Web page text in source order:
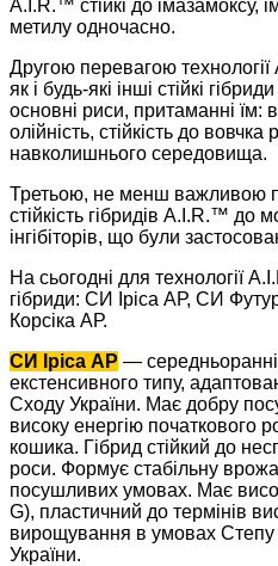
A.I.R.™ стійкі до імазамоксу,
метилу одночасно.
Другою перевагою
як і будь-які інші стійкі
основні риси, притаманні їм:
олійність, стійкість до
навколишнього середовища.
Третьою, не менш важливою
стійкість гібридів A.I.R.™ до
інгібіторів, що були
На сьогодні для технології
гібриди: СИ Іріса АР, СИ
Корсіка АР.
СИ Іріса АР —
екстенсивного типу,
Сходу України. Має добру
високу енергію початкового
кошика. Гібрид стійкий до
роси. Формує стабільну
посушливих умовах. Має
G), пластичний до термінів
вирощування в умовах Степу
України.